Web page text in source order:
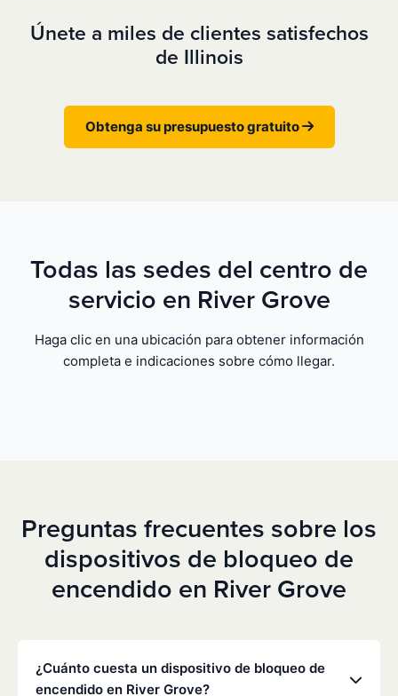
Únete a miles de clientes satisfechos
de Illinois
Obtenga su presupuesto gratuito
Todas las sedes del centro de
servicio en River Grove
Haga clic en una ubicación para obtener información
completa e indicaciones sobre cómo llegar.
Preguntas frecuentes sobre los
dispositivos de bloqueo de
encendido en River Grove
¿Cuánto cuesta un dispositivo de bloqueo de
encendido en River Grove?